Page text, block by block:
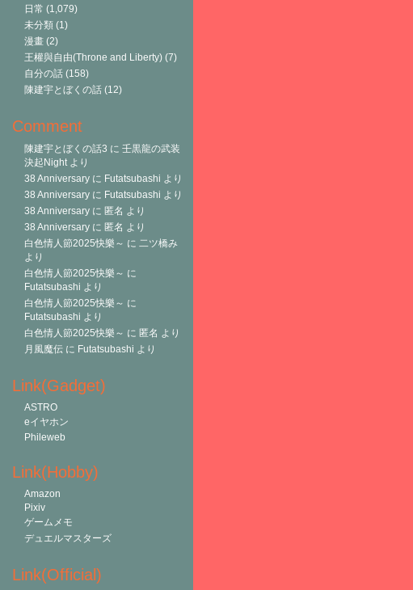
日常 (1,079)
未分類 (1)
漫畫 (2)
王權與自由(Throne and Liberty) (7)
自分の話 (158)
陳建宇とぼくの話 (12)
Comment
陳建宇とぼくの話3 に 壬黒龍の武装
決起Nightより
38 Anniversary に Futatsubashi より
38 Anniversary に Futatsubashi より
38 Anniversary に 匿名 より
38 Anniversary に 匿名 より
白色情人節2025快樂～ に 二ツ橋み
より
白色情人節2025快樂～ に
Futatsubashi より
白色情人節2025快樂～ に
Futatsubashi より
白色情人節2025快樂～ に 匿名 より
月風魔伝 に Futatsubashi より
Link(Gadget)
ASTRO
eイヤホン
Phileweb
Link(Hobby)
Amazon
Pixiv
ゲームメモ
デュエルマスターズ
Link(Official)